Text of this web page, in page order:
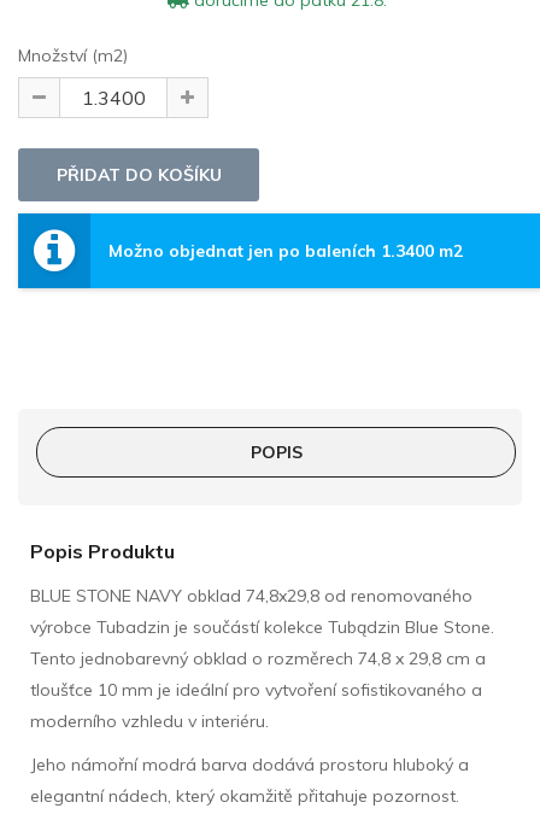
Množství (m2)
Možno objednat jen po baleních 1.3400 m2
POPIS
Popis Produktu
BLUE STONE NAVY obklad 74,8x29,8 od renomovaného
výrobce Tubadzin je součástí kolekce Tubądzin Blue Stone.
Tento jednobarevný obklad o rozměrech 74,8 x 29,8 cm a
tloušťce 10 mm je ideální pro vytvoření sofistikovaného a
moderního vzhledu v interiéru.
Jeho námořní modrá barva dodává prostoru hluboký a
elegantní nádech, který okamžitě přitahuje pozornost.